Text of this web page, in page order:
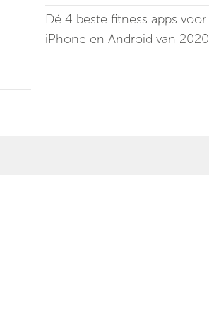
Dé 4 beste fitness apps voor
iPhone en Android van 2020